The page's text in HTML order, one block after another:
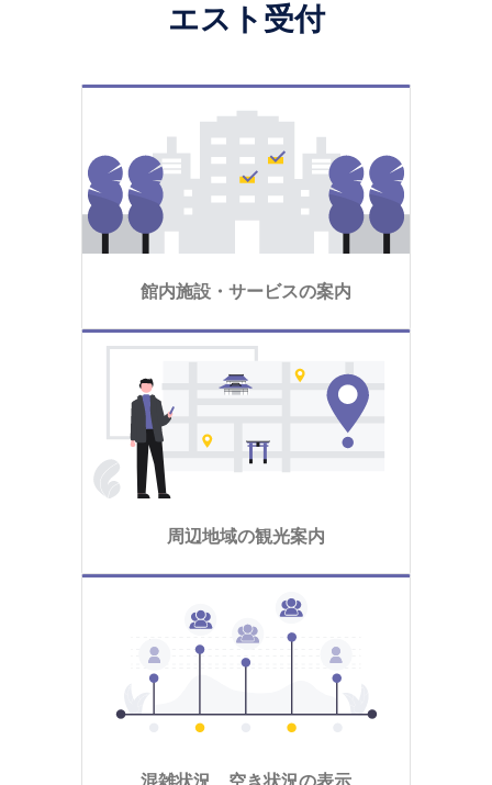
エスト受付
館内施設・サービスの案内
周辺地域の観光案内
混雑状況、空き状況の表示